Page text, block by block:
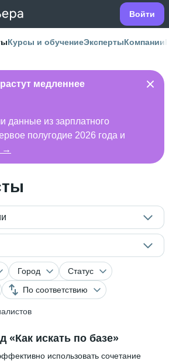
Войти
Курсы и обучениеЭкспертыКомпании
медленнее
данные из зарплатного
полугодие 2026 года и
→
Город
Статус
По соответствию
«Как искать по базе»
использовать сочетание